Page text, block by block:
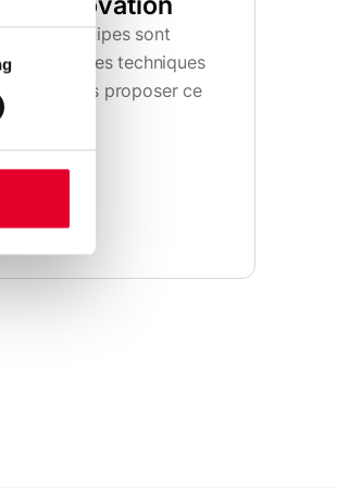
nos équipes sont
les nouvelles techniques
pour vous proposer ce
mieux.